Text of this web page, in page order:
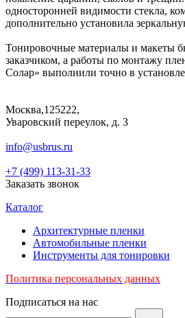
односторонней видимости стекла,
дополнительно установила
Тонировочные материалы и макеты
заказчиком, а работы по монтажу
Солар» выполнили точно в
Москва,125222,
Уваровский переулок, д. 3
info@usbrus.ru
+7 (499) 113-31-33
Заказать звонок
Каталог
Архитектурные пленки
Автомобильные пленки
Инструменты для тонировки
Политика персональных данных
Подписаться на нас